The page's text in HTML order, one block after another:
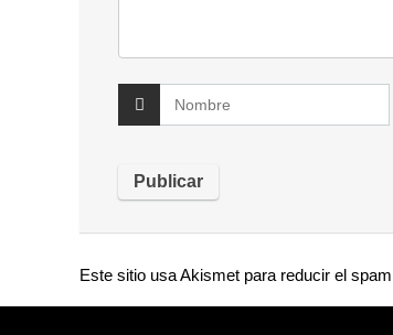
Este sitio usa Akismet para reducir el